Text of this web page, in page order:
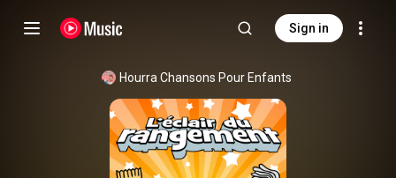
Sign in
Hourra Chansons Pour Enfants